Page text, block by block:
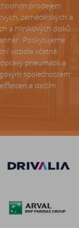
prodejem
zemědělských a
a hliníkových disků
Poskytujeme
vozidla včetně
pneumatik a
společnostem
a dalším.